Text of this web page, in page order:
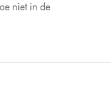
niet in de